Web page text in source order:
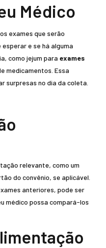
Médico
exames que serão
e se há alguma
como jejum para exames
medicamentos. Essa
surpresas no dia da coleta.
relevante, como um
do convênio, se aplicável.
anteriores, pode ser
médico possa compará-los